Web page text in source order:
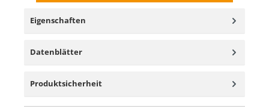
Eigenschaften
Datenblätter
Produktsicherheit